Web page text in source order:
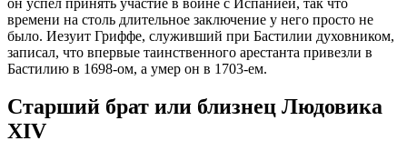
времени на столь длительное заключение у него просто не
было. Иезуит Гриффе, служивший при Бастилии духовником,
записал, что впервые таинственного арестанта привезли в
Бастилию в 1698-ом, а умер он в 1703-ем.
Старший брат или близнец Людовика
XIV